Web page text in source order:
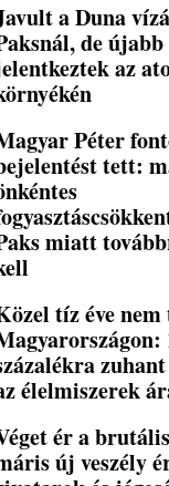
a Duna
de
az
Péter
tett:
miatt
tíz éve
élelmiszerek
ér a
új veszély